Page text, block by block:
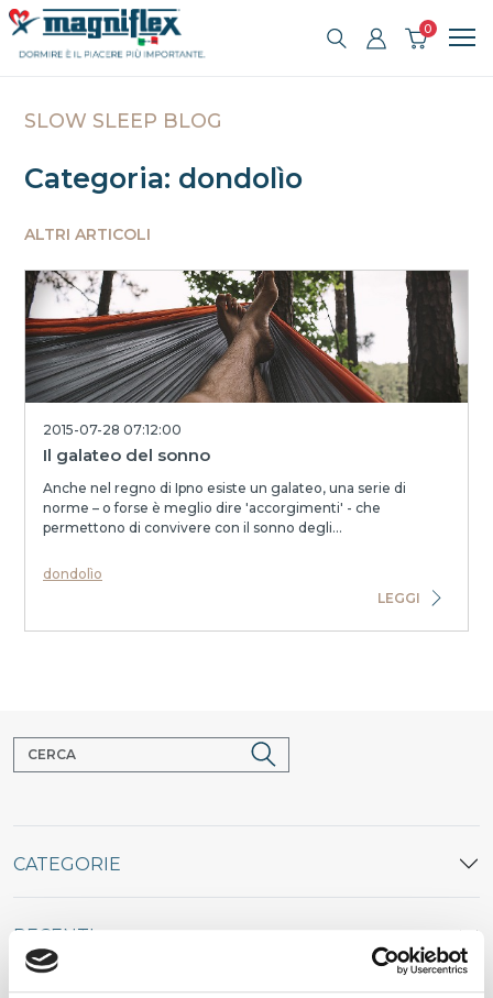
0
SLOW SLEEP BLOG
Categoria: dondolìo
ALTRI ARTICOLI
2015-07-28 07:12:00
Il galateo del sonno
Anche nel regno di Ipno esiste un galateo, una serie di
norme – o forse è meglio dire 'accorgimenti' - che
permettono di convivere con il sonno degli...
dondolìo
LEGGI
CATEGORIE
RECENTI